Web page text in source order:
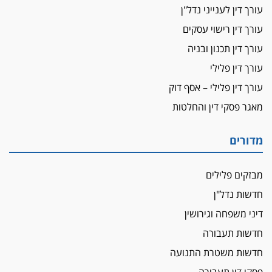
אשם
עו"ד הלל בבייב הורשע בהונאת עשרות לקוחות,
ההסדר: 7-9 שנות מאסר
דין ומקרקעין
עורך דין ברמת השרון נחקר בחשד למרמה בעסקת
תובעת משטרתית פוטרה בחשד לעישון סמים
שנחשף בפעילות בלשים בטלגרם
לא בכל יום
הכנסת אישרה
הגבלת שכר טרחה בייצוג נכי צה"ל ונפגעי פעולות
איבה
איתות מירושלים
עורך דין לענייני נדל"ן
עורך דין רישוי עסקים
עורך דין תכנון ובניה
עורך דין פלילי
עורך דין פלילי – אסף דוק
מאגר פסקי דין והחלטות
מדורים
מבזקים פלילים
חדשות נדל"ן
דיני משפחה וגירושין
חדשות תעבורה
חדשות משטרת התנועה